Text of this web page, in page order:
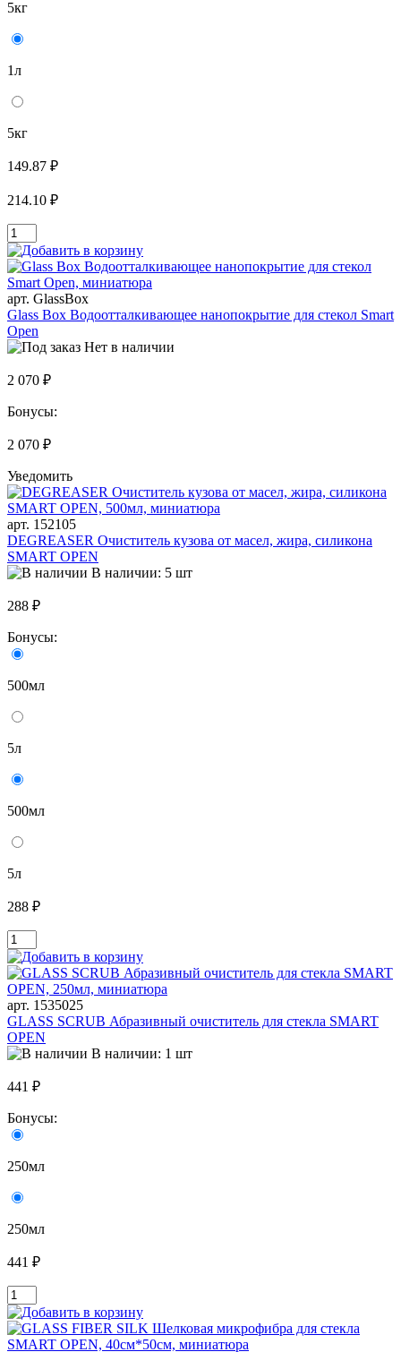
5кг
1л
5кг
149.87 ₽
214.10 ₽
арт. GlassBox
Glass Box Водоотталкивающее нанопокрытие для стекол Smart
Open
Нет в наличии
2 070 ₽
Бонусы:
2 070 ₽
Уведомить
арт. 152105
DEGREASER Очиститель кузова от масел, жира, силикона
SMART OPEN
В наличии: 5 шт
288 ₽
Бонусы:
500мл
5л
500мл
5л
288 ₽
арт. 1535025
GLASS SCRUB Абразивный очиститель для стекла SMART
OPEN
В наличии: 1 шт
441 ₽
Бонусы:
250мл
250мл
441 ₽